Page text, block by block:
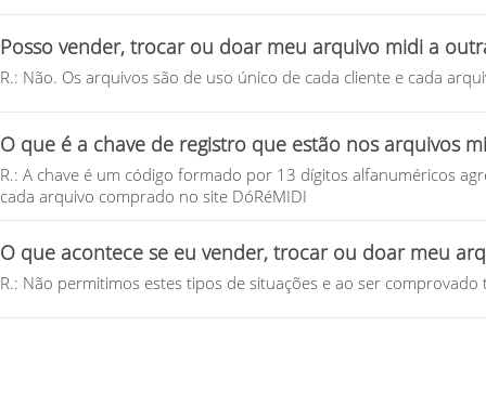
Posso vender, trocar ou doar meu arquivo midi a
R.: Não. Os arquivos são de uso único de cada cliente e cada
O que é a chave de registro que estão nos arquivos
R.: A chave é um código formado por 13 dígitos alfanuméricos
cada arquivo comprado no site DóRéMIDI
O que acontece se eu vender, trocar ou doar meu
R.: Não permitimos estes tipos de situações e ao ser